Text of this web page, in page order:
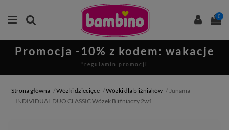
0
Promocja -10% z kodem: wakacje
*regulamin promocji
Strona główna Wózki dziecięce Wózki dla bliźniaków
Junama
INDIVIDUAL DUO CLASSIC Wózek Bliźniaczy 2w1